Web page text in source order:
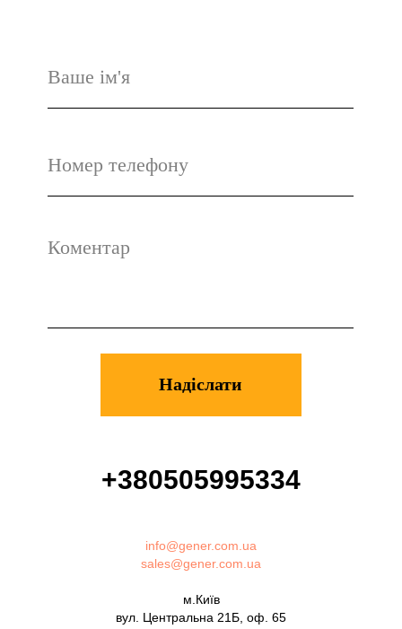
+380505995334
info@gener.com.ua
sales@gener.com.ua
м.Київ
вул. Центральна 21Б, оф. 65